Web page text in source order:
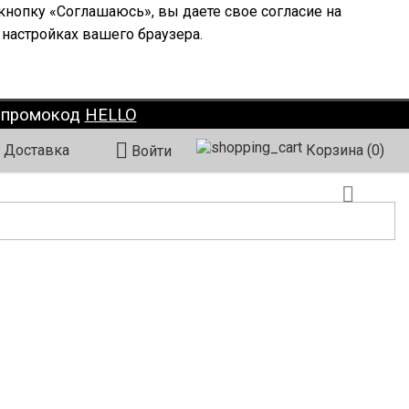
«Соглашаюсь», вы даете свое согласие на
вашего браузера.
HELLO
Доставка  Войти Корзина (0)
